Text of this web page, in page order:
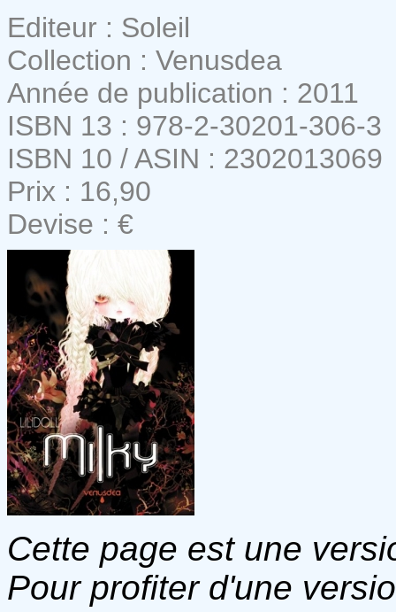
Editeur : Soleil
Collection : Venusdea
Année de publication : 2011
ISBN 13 : 978-2-30201-306-3
ISBN 10 / ASIN : 2302013069
Prix : 16,90
Devise : €
Cette page est une
Pour profiter d'une